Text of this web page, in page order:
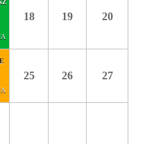
18 19 20
25 26 27